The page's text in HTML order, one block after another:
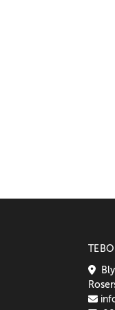
TEBO